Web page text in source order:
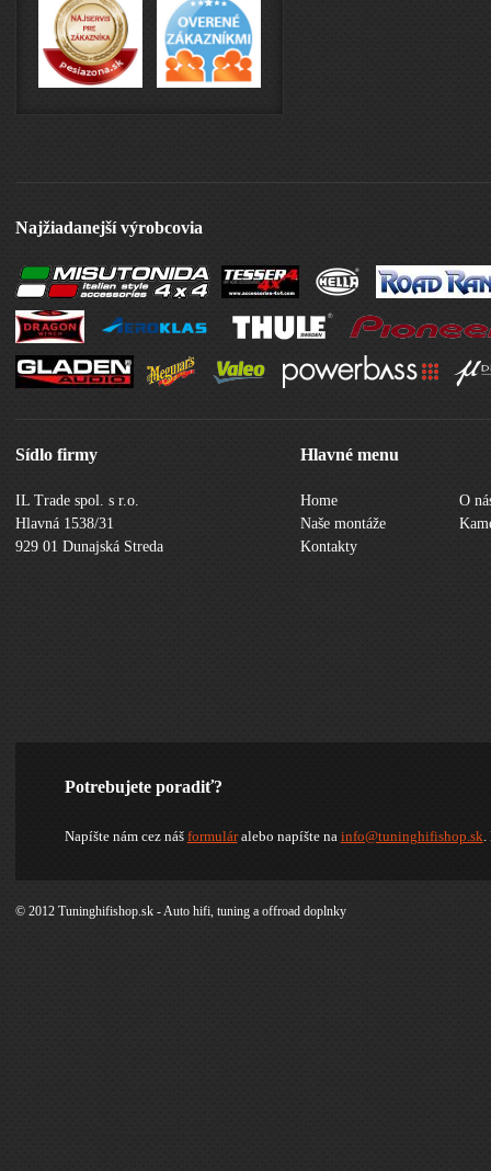
Najžiadanejší výrobcovia
Sídlo firmy
IL Trade spol. s r.o.
Hlavná 1538/31
929 01 Dunajská Streda
Hlavné menu
Home
O
Naše montáže
Kontakty
Potrebujete poradiť?
Napíšte nám cez náš formuláralebo napíšte na info@tuninghifishop.sk.
© 2012 Tuninghifishop.sk - Auto hifi, tuning a offroad doplnky